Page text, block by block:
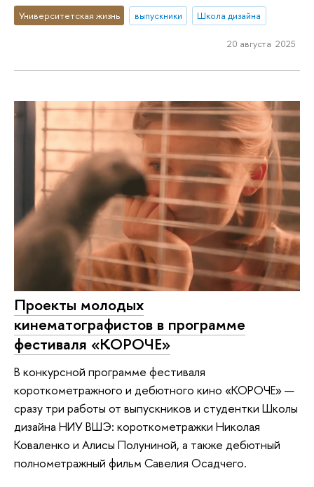
Университетская жизнь выпускники Школа дизайна
20 августа 2025
Проекты молодых
кинематографистов в программе
фестиваля «КОРОЧЕ»
В конкурсной программе фестиваля
короткометражного и дебютного кино «КОРОЧЕ» —
сразу три работы от выпускников и студентки Школы
дизайна НИУ ВШЭ: короткометражки Николая
Коваленко и Алисы Полуниной, а также дебютный
полнометражный фильм Савелия Осадчего.